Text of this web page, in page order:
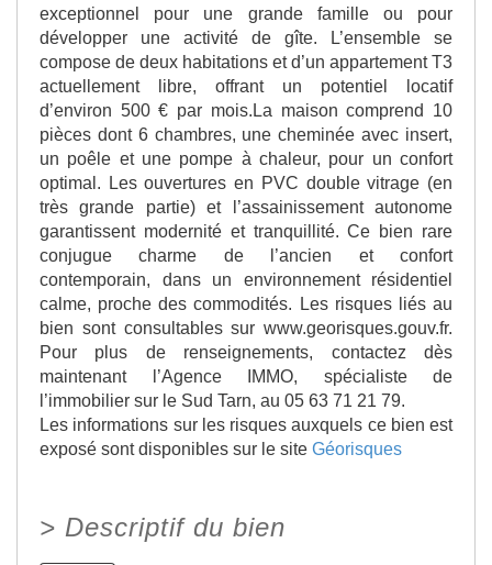
exceptionnel pour une grande famille ou pour
développer une activité de gîte. L’ensemble se
compose de deux habitations et d’un appartement T3
actuellement libre, offrant un potentiel locatif
d’environ 500 € par mois.La maison comprend 10
pièces dont 6 chambres, une cheminée avec insert,
un poêle et une pompe à chaleur, pour un confort
optimal. Les ouvertures en PVC double vitrage (en
très grande partie) et l’assainissement autonome
garantissent modernité et tranquillité. Ce bien rare
conjugue charme de l’ancien et confort
contemporain, dans un environnement résidentiel
calme, proche des commodités. Les risques liés au
bien sont consultables sur www.georisques.gouv.fr.
Pour plus de renseignements, contactez dès
maintenant l’Agence IMMO, spécialiste de
l’immobilier sur le Sud Tarn, au 05 63 71 21 79.
Les informations sur les risques auxquels ce bien est
exposé sont disponibles sur le site Géorisques
> Descriptif du bien